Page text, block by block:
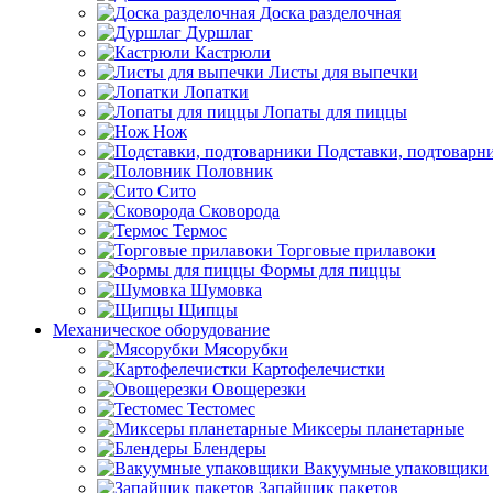
Доска разделочная
Дуршлаг
Кастрюли
Листы для выпечки
Лопатки
Лопаты для пиццы
Нож
Подставки,
Половник
Сито
Сковорода
Термос
Торговые прилавоки
Формы для пиццы
Шумовка
Щипцы
Механическое оборудование
Мясорубки
Картофелечистки
Овощерезки
Тестомес
Миксеры планетарные
Блендеры
Вакуумные упаковщики
Запайщик пакетов